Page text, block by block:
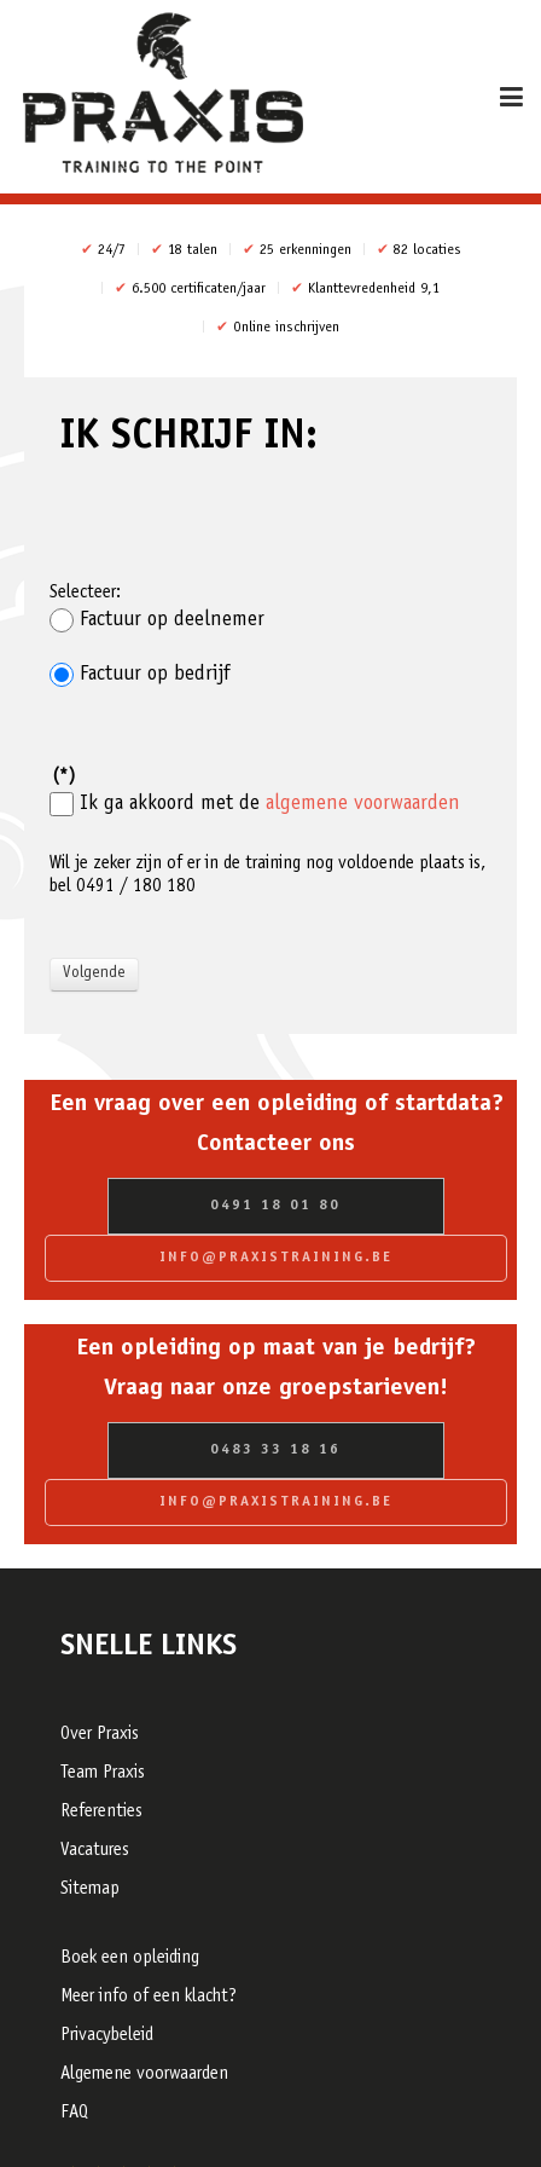
✔ 24/7 ✔ 18 talen ✔ 25 erkenningen ✔ 82 locaties
✔ 6.500 certificaten/jaar ✔ Klanttevredenheid 9,1
✔ Online inschrijven
IK SCHRIJF IN:
Selecteer:
Factuur op deelnemer
Factuur op bedrijf
(*)
Ik ga akkoord met de algemene voorwaarden
Wil je zeker zijn of er in de training nog voldoende plaats is,
bel 0491 / 180 180
Een vraag over een opleiding of startdata?
Contacteer ons
0491 18 01 80
INFO@PRAXISTRAINING.BE
Een opleiding op maat van je bedrijf?
Vraag naar onze groepstarieven!
0483 33 18 16
INFO@PRAXISTRAINING.BE
SNELLE LINKS
Over Praxis
Team Praxis
Referenties
Vacatures
Sitemap
Boek een opleiding
Meer info of een klacht?
Privacybeleid
Algemene voorwaarden
FAQ